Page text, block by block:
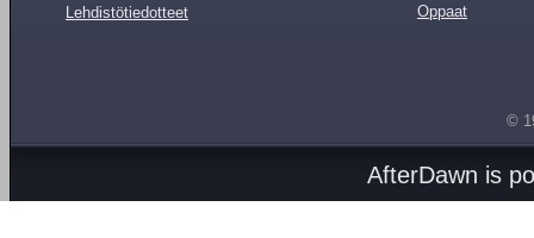
Lehdistötiedotteet
Oppaat
©
AfterDawn is